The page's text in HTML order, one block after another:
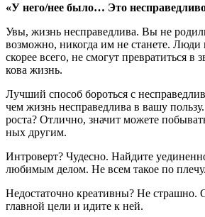
«У него/нее было… Это
Увы, жизнь неспра­вед­ли­ва. Вы не
воз­мож­но, ни­ко­гда им не ста­не­те. Люди
ско­рее всего, не смо­гут пре­вра­тить­ся в
ко­ва жизнь.
Луч­ший спо­соб бо­роть­ся с
чем жизнь неспра­вед­ли­ва в вашу
роста? От­лич­но, зна­чит мо­же­те
ных дру­гим.
Ин­тро­верт? Чу­дес­но. Най­ди­те
лю­би­мым делом. Не всем такое по плечу.
Недо­ста­точ­но кре­а­тив­ны? Не страш­но.
глав­ной цели и идите к ней.